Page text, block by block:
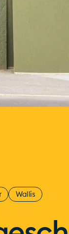
Wallis